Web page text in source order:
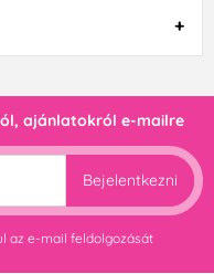
ajánlatokról e-mailre
Bejelentkezni
az e-mail feldolgozását